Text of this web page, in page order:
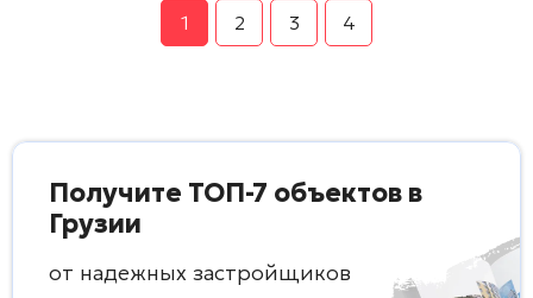
1 2 3 4
Получите ТОП-7 объектов в
Грузии
от надежных застройщиков